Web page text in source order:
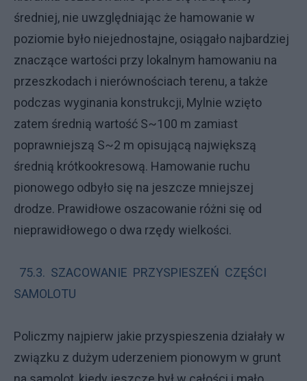
średniej, nie uwzględniając że hamowanie w
poziomie było niejednostajne, osiągało najbardziej
znaczące wartości przy lokalnym hamowaniu na
przeszkodach i nierównościach terenu, a także
podczas wyginania konstrukcji, Mylnie wzięto
zatem średnią wartość S~100 m zamiast
poprawniejszą S~2 m opisującą największą
średnią krótkookresową. Hamowanie ruchu
pionowego odbyło się na jeszcze mniejszej
drodze. Prawidłowe oszacowanie różni się od
nieprawidłowego o dwa rzędy wielkości.
75.3. SZACOWANIE PRZYSPIESZEŃ CZĘŚCI
SAMOLOTU
Policzmy najpierw jakie przyspieszenia działały w
związku z dużym uderzeniem pionowym w grunt